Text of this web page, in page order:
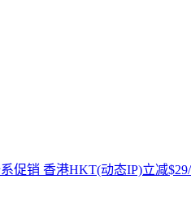
促销 香港HKT(动态IP)立减